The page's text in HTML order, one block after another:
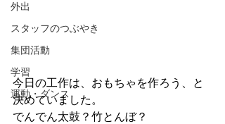
外出
スタッフのつぶやき
集団活動
学習
運動・ダンス
今日の工作は、おもちゃを作ろう、と
決めていました。
でんでん太鼓？竹とんぼ？